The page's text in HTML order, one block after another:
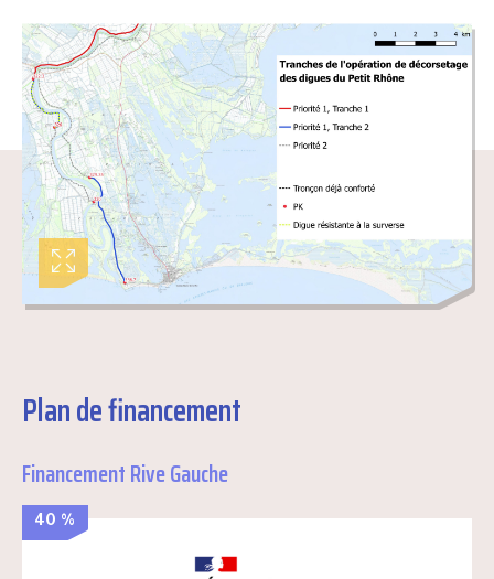
Plan de financement
Financement Rive Gauche
40 %